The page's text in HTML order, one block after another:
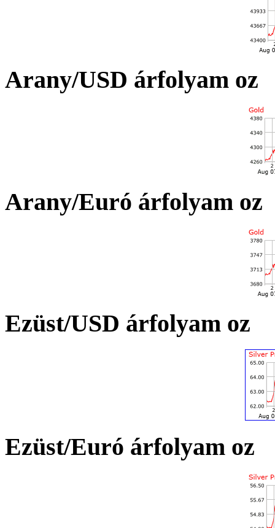
Arany/USD árfolyam oz
Arany/Euró árfolyam oz
Ezüst/USD árfolyam oz
Ezüst/Euró árfolyam oz